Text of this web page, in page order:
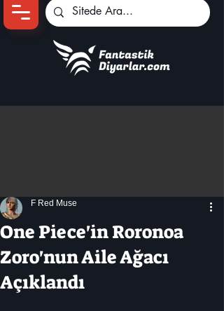
Black Desert
Dizi-Film Haberleri
One Piece'in Roronoa
Zoro'nun Aile Ağacı
Açıklandı
F Red Muse